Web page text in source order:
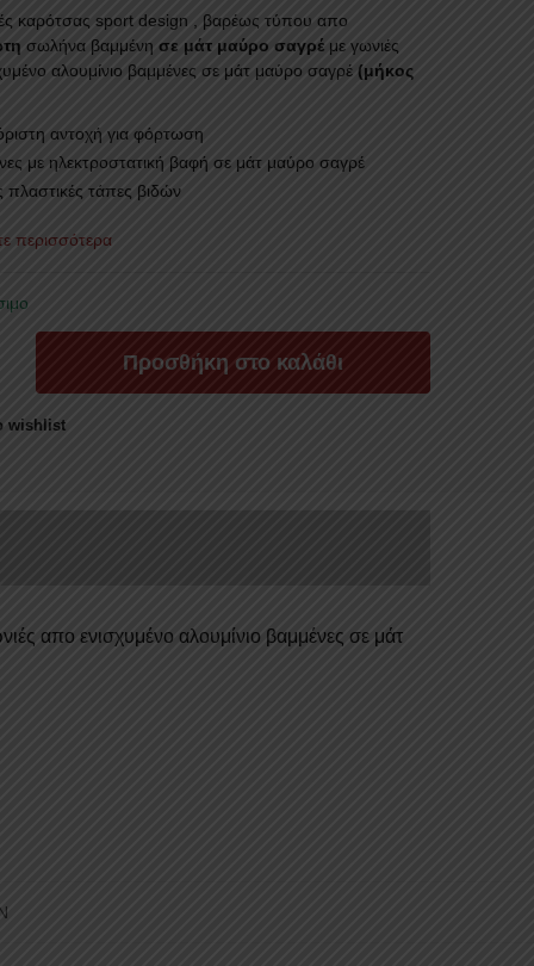
καρότσας sport design , βαρέως τύπου απο
σωλήνα βαμμένη σε μάτ μαύρο σαγρέμε γωνιές
αλουμίνιο βαμμένες σε μάτ μαύρο σαγρέ (μήκος
αντοχή για φόρτωση
με ηλεκτροστατική βαφή σε μάτ μαύρο σαγρέ
πλαστικές τάπες βιδών
περισσότερα
Προσθήκη στο καλάθι
wishlist
απο ενισχυμένο αλουμίνιο βαμμένες σε μάτ